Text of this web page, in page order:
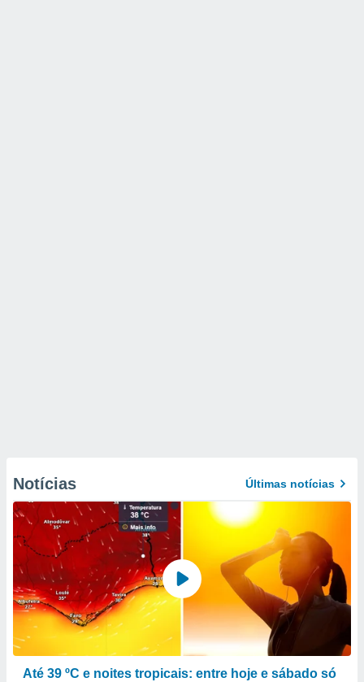
Notícias Últimas notícias
Até 39 ºC e noites tropicais: entre hoje e sábado só